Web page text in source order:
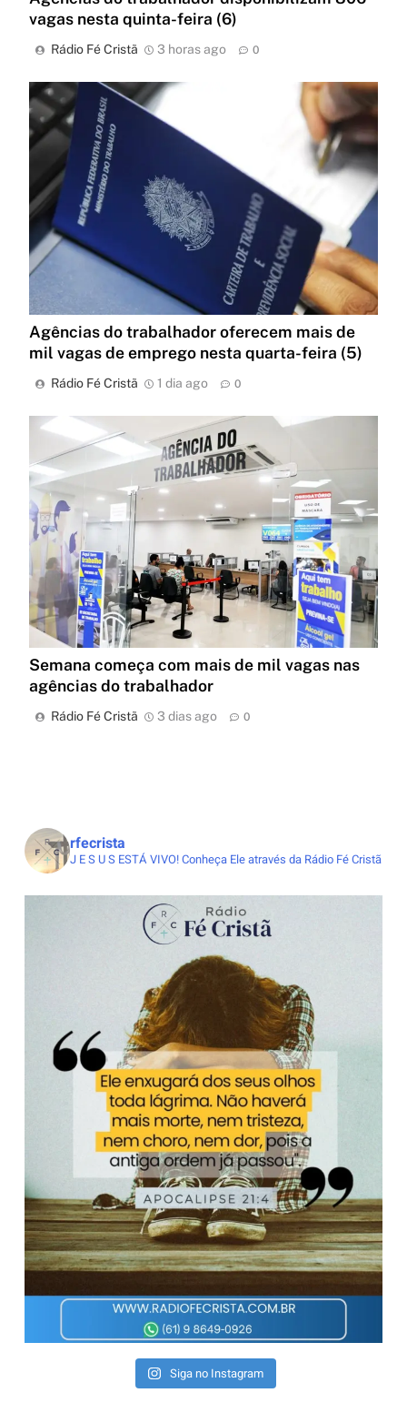
vagas nesta quinta-feira (6)
Rádio Fé Cristã 3 horas ago 0
Agências do trabalhador oferecem mais de
mil vagas de emprego nesta quarta-feira (5)
Rádio Fé Cristã 1 dia ago 0
Semana começa com mais de mil vagas nas
agências do trabalhador
Rádio Fé Cristã 3 dias ago 0
rfecrista
J E S U S ESTÁ VIVO!Conheça Ele através da Rádio Fé Cristã
Siga no Instagram